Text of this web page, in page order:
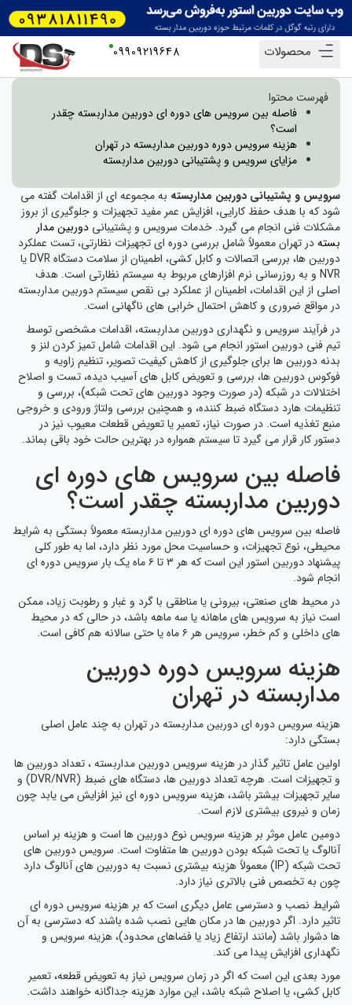
محصولات 09909219648
فهرست محتوا
فاصله بین سرویس های دوره ای دوربین مداربسته چقدر
است؟
هزینه سرویس دوره دوربین مداربسته در تهران
مزایای سرویس و پشتیبانی دوربین مداربسته
سرویس و پشتیبانی دوربین مداربسته به مجموعه ای از اقدامات گفته می
شود که با هدف حفظ کارایی، افزایش عمر مفید تجهیزات و جلوگیری از بروز
مشکلات فنی انجام می گیرد. خدمات سرویس و پشتیبانی دوربین مدار
بستهدر تهران معمولاً شامل بررسی دوره ای تجهیزات نظارتی، تست عملکرد
دوربین ها، بررسی اتصالات و کابل کشی، اطمینان از سلامت دستگاه DVR یا
NVR و به روزرسانی نرم افزارهای مربوط به سیستم نظارتی است. هدف
اصلی از این اقدامات، اطمینان از عملکرد بی نقص سیستم دوربین مداربسته
در مواقع ضروری و کاهش احتمال خرابی های ناگهانی است.
در فرآیند سرویس و نگهداری دوربین مداربسته، اقدامات مشخصی توسط
تیم فنی دوربین استور انجام می شود. این اقدامات شامل تمیز کردن لنز و
بدنه دوربین ها برای جلوگیری از کاهش کیفیت تصویر، تنظیم زاویه و
فوکوس دوربین ها، بررسی و تعویض کابل های آسیب دیده، تست و اصلاح
اختلالات در شبکه (در صورت وجود دوربین های تحت شبکه)، بررسی و
تنظیمات هارد دستگاه ضبط کننده، و همچنین بررسی ولتاژ ورودی و خروجی
منبع تغذیه است. در صورت نیاز، تعمیر یا تعویض قطعات معیوب نیز در
دستور کار قرار می گیرد تا سیستم همواره در بهترین حالت خود باقی بماند.
فاصله بین سرویس های دوره ای
دوربین مداربسته چقدر است؟
فاصله بین سرویس های دوره ای دوربین مداربسته معمولاً بستگی به شرایط
محیطی، نوع تجهیزات، و حساسیت محل مورد نظر دارد، اما به طور کلی
پیشنهاد دوربین استور این است که هر ۳ تا ۶ ماه یک بار سرویس دوره ای
انجام شود.
در محیط های صنعتی، بیرونی یا مناطقی با گرد و غبار و رطوبت زیاد، ممکن
است نیاز به سرویس های ماهانه یا سه ماهه باشد، در حالی که در محیط
های داخلی و کم خطر، سرویس هر ۶ ماه یا حتی سالانه هم کافی است.
هزینه سرویس دوره دوربین
مداربسته در تهران
هزینه سرویس دوره ای دوربین مداربسته در تهران به چند عامل اصلی
بستگی دارد:
اولین عامل تاثیر گذار در هزینه سرویس دوربین مداربسته ، تعداد دوربین ها
و تجهیزات است. هرچه تعداد دوربین ها، دستگاه های ضبط (DVR/NVR) و
سایر تجهیزات بیشتر باشد، هزینه سرویس دوره ای نیز افزایش می یابد چون
زمان و نیروی بیشتری لازم است.
دومین عامل موثر بر هزینه سرویس نوع دوربین ها است و هزینه بر اساس
آنالوگ یا تحت شبکه بودن دوربین ها متفاوت است. سرویس دوربین های
تحت شبکه (IP) معمولاً هزینه بیشتری نسبت به دوربین های آنالوگ دارد
چون به تخصص فنی بالاتری نیاز دارد.
شرایط نصب و دسترسی عامل دیگری است که بر هزینه سرویس دوره ای
تاثیر دارد. اگر دوربین ها در مکان هایی نصب شده باشند که دسترسی به آن
ها دشوار باشد (مانند ارتفاع زیاد یا فضاهای محدود)، هزینه سرویس و
نگهداری افزایش پیدا می کند.
مورد بعدی این است که اگر در زمان سرویس نیاز به تعویض قطعه، تعمیر
کابل کشی، یا اصلاح شبکه باشد، این موارد هزینه جداگانه خواهند داشت.